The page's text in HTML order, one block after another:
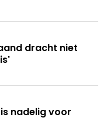
dracht niet
nadelig voor